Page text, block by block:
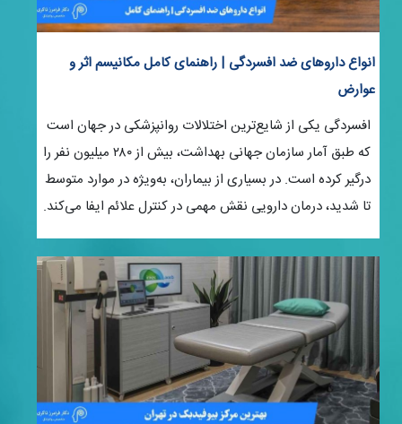
انواع داروهای ضد افسردگی | راهنمای کامل مکانیسم اثر و
عوارض
افسردگی یکی از شایع‌ترین اختلالات روانپزشکی در جهان است
که طبق آمار سازمان جهانی بهداشت، بیش از ۲۸۰ میلیون نفر را
درگیر کرده است. در بسیاری از بیماران، به‌ویژه در موارد متوسط
تا شدید، درمان دارویی نقش مهمی در کنترل علائم ایفا می‌کند.
شناخت دقیق انواع داروهای ضد افسردگی به بیماران کمک
می‌کند تصمیم آگاهانه‌تری درباره مسیر درمان خود داشته
باشند. داروهای ضد افسردگی ابزارهای تخصصی برای تنظیم
انتقال‌دهنده‌های عصبی در مغز هستند، اما انتخاب مناسب
آن‌ها کاملاً وابسته به شرایط فردی، شدت علائم، سابقه پزشکی
و نوع افسردگی است. در این مقاله به‌صورت علمی و جامع
بررسی می‌کنیم داروهای ضد افسردگی چگونه عمل می‌کنند، چه